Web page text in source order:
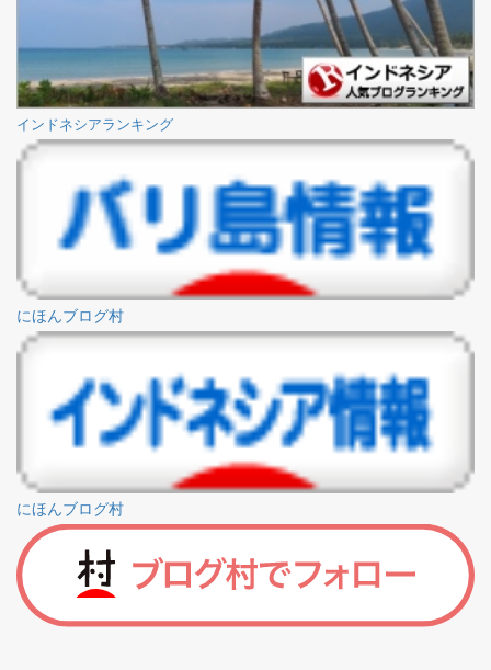
インドネシアランキング
にほんブログ村
にほんブログ村